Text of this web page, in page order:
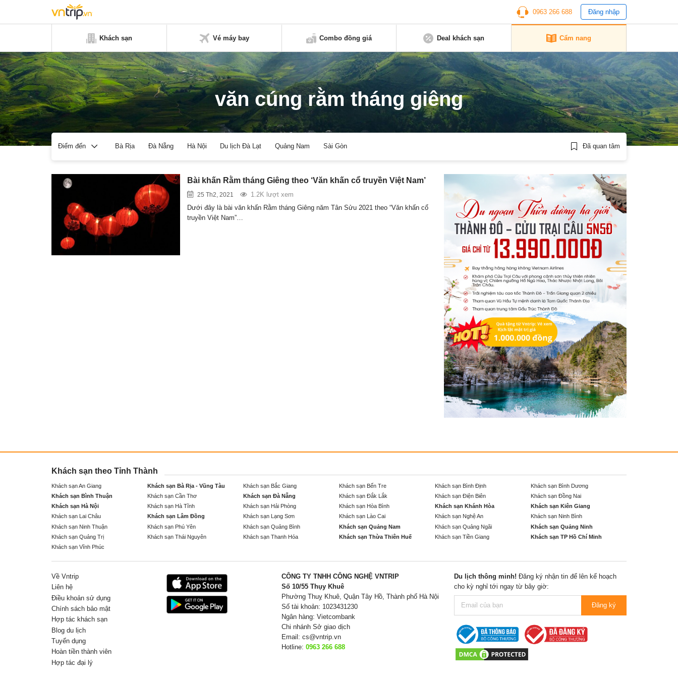
0963 266 688 Đăng nhập
Khách sạn Vé máy bay Combo đồng giá Deal khách sạn Cẩm nang
văn cúng rằm tháng giêng
Điểm đến Bà Rịa Đà Nẵng Hà Nội Du lịch Đà Lạt Quảng Nam Sài Gòn Đã quan tâm
Bài khấn Rằm tháng Giêng theo ‘Văn khấn cổ truyền Việt Nam’
25 Th2, 2021
1.2K lượt xem
Dưới đây là bài văn khấn Rằm tháng Giêng năm Tân Sửu 2021 theo “Văn khấn cổ
truyền Việt Nam”…
Khách sạn theo Tỉnh Thành
Khách sạn An Giang Khách sạn Bà Rịa - Vũng Tàu Khách sạn Bắc Giang Khách sạn Bến Tre Khách sạn Bình Định
Khách sạn Bình Dương
Khách sạn Bình Thuận
Khách sạn Cần Thơ Khách sạn Đà Nẵng Khách sạn Đắk Lắk Khách sạn Điện Biên
Khách sạn Đồng Nai
Khách sạn Hà Nội
Khách sạn Hà Tĩnh Khách sạn Hải Phòng Khách sạn Hòa Bình Khách sạn Khánh Hòa
Khách sạn Kiên Giang
Khách sạn Lai Châu
Khách sạn Lâm Đồng Khách sạn Lạng Sơn Khách sạn Lào Cai Khách sạn Nghệ An
Khách sạn Ninh Bình
Khách sạn Ninh Thuận
Khách sạn Phú Yên Khách sạn Quảng Bình Khách sạn Quảng Nam Khách sạn Quảng Ngãi
Khách sạn Quảng Ninh
Khách sạn Quảng Trị
Khách sạn Thái Nguyên Khách sạn Thanh Hóa Khách sạn Thừa Thiên Huế Khách sạn Tiền Giang
Khách sạn TP Hồ Chí Minh
Khách sạn Vĩnh Phúc
Về Vntrip
Liên hệ
Điều khoản sử dụng
Chính sách bảo mật
Hợp tác khách sạn
Blog du lịch
Tuyển dụng
Hoàn tiền thành viên
Hợp tác đại lý
CÔNG TY TNHH CÔNG NGHỆ VNTRIP
Số 10/55 Thụy Khuê
Phường Thuỵ Khuê, Quận Tây Hồ, Thành phố Hà Nội
Số tài khoản: 1023431230
Ngân hàng: Vietcombank
Chi nhánh Sở giao dịch
Email: cs@vntrip.vn
Hotline: 0963 266 688
Du lịch thông minh! Đăng ký nhận tin để lên kế hoạch
cho kỳ nghỉ tới ngay từ bây giờ:
Đăng ký